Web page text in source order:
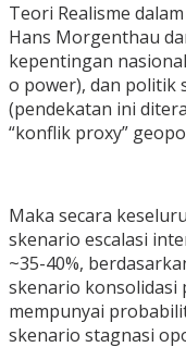
‎Teori Realisme
Hans Morgenthau
kepentingan
o power), dan politik
(pendekatan ini
“konflik proxy”
‎Maka secara
skenario escalasi
~35-40%,
skenario konsolidasi
mempunyai
skenario stagnasi